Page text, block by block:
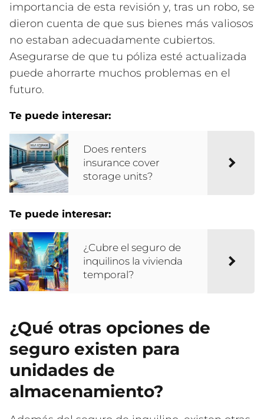
importancia de esta revisión y, tras un robo, se
dieron cuenta de que sus bienes más valiosos
no estaban adecuadamente cubiertos.
Asegurarse de que tu póliza esté actualizada
puede ahorrarte muchos problemas en el
futuro.
Te puede interesar:
Does renters
insurance cover
storage units?
Te puede interesar:
¿Cubre el seguro de
inquilinos la vivienda
temporal?
¿Qué otras opciones de
seguro existen para
unidades de
almacenamiento?